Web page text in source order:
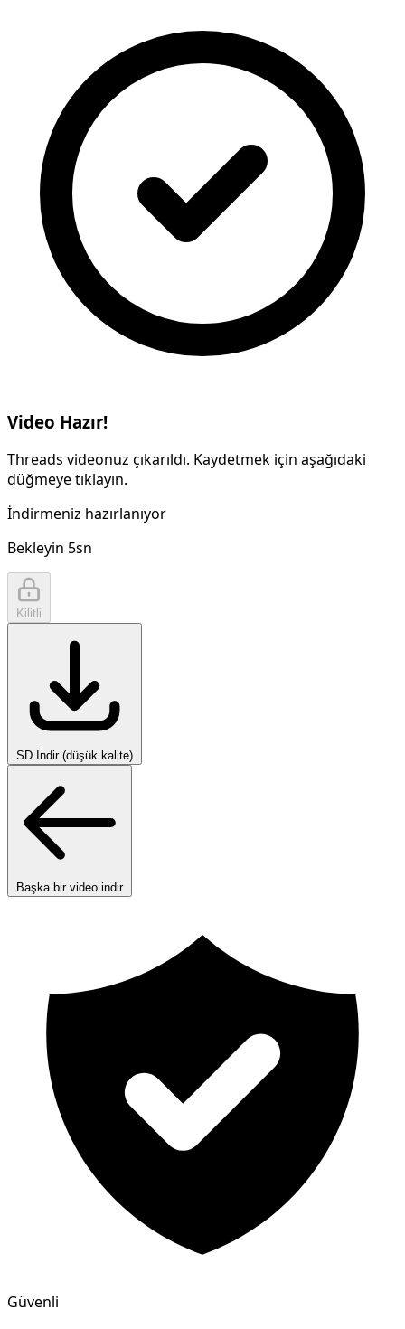
Video Hazır!
Threads videonuz çıkarıldı. Kaydetmek için aşağıdaki
düğmeye tıklayın.
İndirmeniz hazırlanıyor
Bekleyin 5sn
Kilitli
SD İndir (düşük kalite)
Başka bir video indir
Güvenli